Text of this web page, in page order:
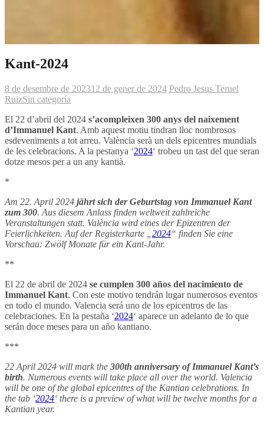
Kant-2024
8 de desembre de 202312 de gener de 2024 Pedro Jesus Teruel
RuizSin categoría
El 22 d’abril del 2024 s’acompleixen 300 anys del naixement
d’Immanuel Kant. Amb aquest motiu tindran lloc nombrosos
esdeveniments a tot arreu. València serà un dels epicentres mundials
de les celebracions. A la pestanya ‘2024‘ trobeu un tast del que seran
dotze mesos per a un any kantià.
*
Am 22. April 2024 jährt sich der Geburtstag von Immanuel Kant
zum 300. Aus diesem Anlass finden weltweit zahlreiche
Veranstaltungen statt. València wird eines der Epizentren der
Feierlichkeiten. Auf der Registerkarte „ 2024“ finden Sie eine
Vorschau: Zwölf Monate für ein Kant-Jahr.
**
El 22 de abril de 2024 se cumplen 300 años del nacimiento de
Immanuel Kant. Con este motivo tendrán lugar numerosos eventos
en todo el mundo. Valencia será uno de los epicentros de las
celebraciones. En la pestaña ‘2024‘ aparece un adelanto de lo que
serán doce meses para un año kantiano.
***
22 April 2024 will mark the 300th anniversary of Immanuel Kant’s
birth. Numerous events will take place all over the world. Valencia
will be one of the global epicentres of the Kantian celebrations. In
the tab ‘2024‘ there is a preview of what will be twelve months for a
Kantian year.